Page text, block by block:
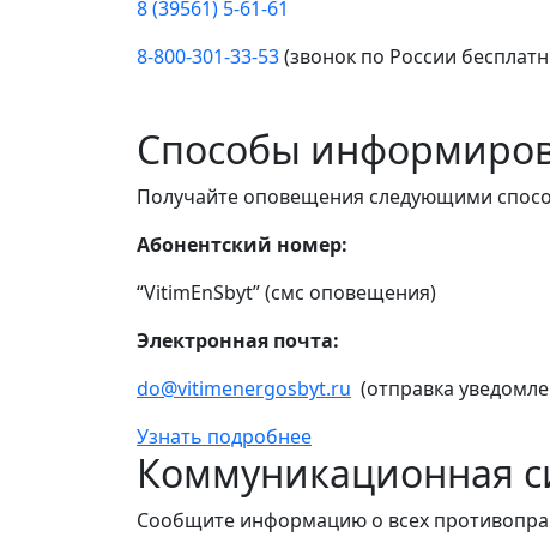
8 (39561) 5-61-61
8-800-301-33-53(звонок по России
Способы
Получайте оповещения следующими
Абонентский номер:
“VitimEnSbyt” (смс оповещения)
Электронная почта:
do@vitimenergosbyt.ru (отправка
Узнать подробнее
Коммуникационная
Сообщите информацию о всех